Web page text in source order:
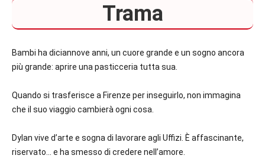
Trama
Bambi ha diciannove anni, un cuore grande e un sogno ancora
più grande: aprire una pasticceria tutta sua.
Quando si trasferisce a Firenze per inseguirlo, non immagina
che il suo viaggio cambierà ogni cosa.
Dylan vive d’arte e sogna di lavorare agli Uffizi. È affascinante,
riservato… e ha smesso di credere nell’amore.